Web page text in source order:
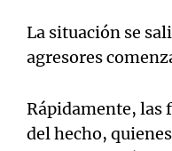
La situación se
agresores
Rápidamente, las
del hecho,